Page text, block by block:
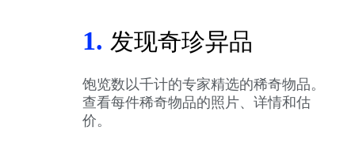
1. 发现奇珍异品
饱览数以千计的专家精选的稀奇物品。
查看每件稀奇物品的照片、详情和估
价。